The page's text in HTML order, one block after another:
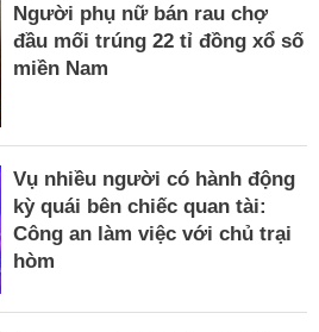
Người phụ nữ bán rau chợ
đầu mối trúng 22 tỉ đồng xổ số
miền Nam
Vụ nhiều người có hành động
kỳ quái bên chiếc quan tài:
Công an làm việc với chủ trại
hòm